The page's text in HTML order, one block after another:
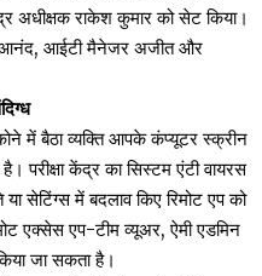
अधीक्षक राकेश कुमार को सेट किया।
आनंद, आईटी मैनेजर अजीत और
में बैठा व्यक्ति आपके कंप्यूटर स्क्रीन
केंद्र का सिस्टम एंटी वायरस
सेटिंग्स में बदलाव किए रिमोट एप को
एक्सेस एप-टीम व्यूअर, ऐमी ए​डमिन
जा सकता है।